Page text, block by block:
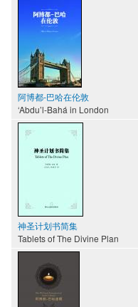
阿博都-巴哈在伦敦
‘Abdu’l-Bahá in London
神圣计划书简集
Tablets of The Divine Plan